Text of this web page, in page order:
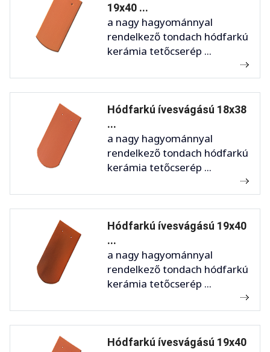
19x40 ...
a nagy hagyománnyal
rendelkező tondach hódfarkú
kerámia tetőcserép ...
Hódfarkú ívesvágású 18x38
...
a nagy hagyománnyal
rendelkező tondach hódfarkú
kerámia tetőcserép ...
Hódfarkú ívesvágású 19x40
...
a nagy hagyománnyal
rendelkező tondach hódfarkú
kerámia tetőcserép ...
Hódfarkú ívesvágású 19x40